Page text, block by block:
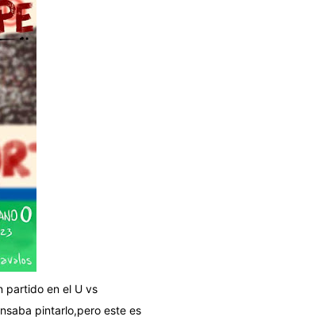
partido en el U vs
pintarlo,pero este es